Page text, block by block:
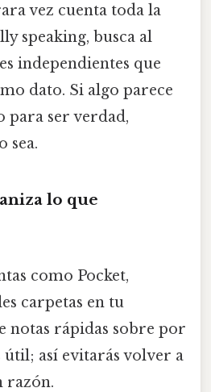
vez cuenta toda la
speaking, busca al
independientes que
dato. Si algo parece
para ser verdad,
sea.
lo que
como Pocket,
carpetas en tu
notas rápidas sobre por
útil; así evitarás volver a
razón.